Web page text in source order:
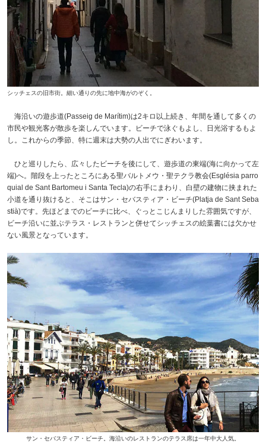
シッチェスの旧市街。細い通りの先に地中海がのぞく。
海沿いの遊歩道(Passeig de Marítim)は2キロ以上続き、年間を通して多くの
市民や観光客が散歩を楽しんでいます。ビーチで泳ぐもよし、日光浴するもよ
し。これからの季節、特に週末は大勢の人出でにぎわいます。
ひと巡りしたら、広々したビーチを後にして、遊歩道の東端(海に向かって左
端)へ。階段を上ったところにある聖バルトメウ・聖テクラ教会(Església parro
quial de Sant Bartomeu i Santa Tecla)の右手にまわり、白壁の建物に挟まれた
小道を通り抜けると、そこはサン・セバスティア・ビーチ(Platja de Sant Seba
stià)です。先ほどまでのビーチに比べ、ぐっとこじんまりした雰囲気ですが、
ビーチ沿いに並ぶテラス・レストランと併せてシッチェスの絵葉書には欠かせ
ない風景となっています。
サン・セバスティア・ビーチ。海沿いのレストランのテラス席は一年中大人気。